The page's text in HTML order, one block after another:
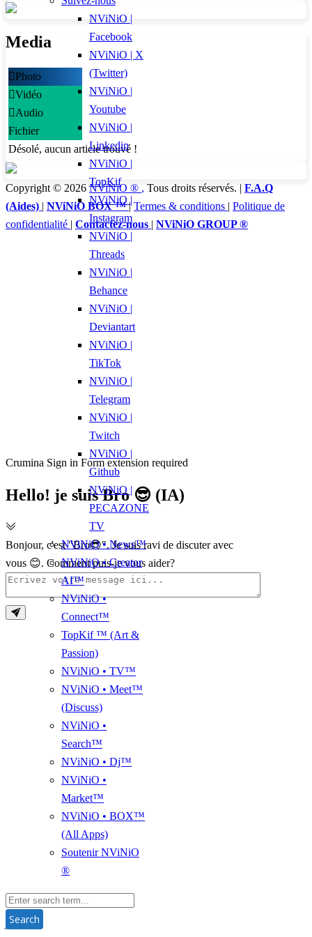
Media
Photo
Vidéo
Audio
Fichier
Désolé, aucun article trouvé !
Copyright © 2026 NViNiO ® , Tous droits réservés. | F.A.Q
(Aides) | NViNiO BOX ™|Termes & conditions | Politique de
confidentialité | Contactez-nous | NViNiO GROUP ®
Crumina Sign in Form extension required
Hello! je suis Bro 😎 (IA)
Bonjour, c'est "Bro😎". Je suis ravi de discuter avec
vous 😊. Comment puis-je vous aider?
NViNiO |
Facebook
NViNiO | X
(Twitter)
NViNiO |
Youtube
NViNiO |
Linkedin
NViNiO |
TopKif
NViNiO |
Instagram
NViNiO |
Threads
NViNiO |
Behance
NViNiO |
Deviantart
NViNiO |
TikTok
NViNiO |
Telegram
NViNiO |
Twitch
NViNiO |
Github
NViNiO |
PECAZONE
TV
NViNiO • News™
NViNiO • Creator
AI™
NViNiO •
Connect™
TopKif ™ (Art &
Passion)
NViNiO • TV™
NViNiO • Meet™
(Discuss)
NViNiO •
Search™
NViNiO • Dj™
NViNiO •
Market™
NViNiO • BOX™
(All Apps)
Soutenir NViNiO
®